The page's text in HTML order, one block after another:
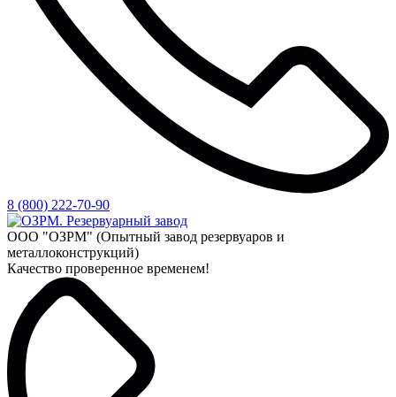
8 (800) 222-70-90
ООО "ОЗРМ" (Опытный завод резервуаров и
металлоконструкций)
Качество проверенное временем!